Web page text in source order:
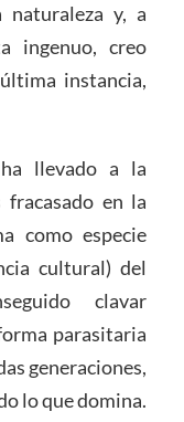
y, a
ingenuo, creo
instancia,
llevado a la
en la
como especie
cultural) del
clavar
parasitaria
generaciones,
lo que domina.